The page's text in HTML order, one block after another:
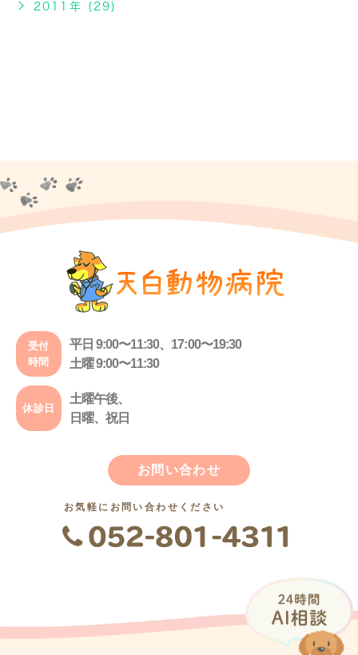
2011年 (29)
受付
時間
平日 9:00〜11:30、17:00〜19:30
土曜 9:00〜11:30
休診日
土曜午後、
日曜、祝日
お問い合わせ
お気軽にお問い合わせください